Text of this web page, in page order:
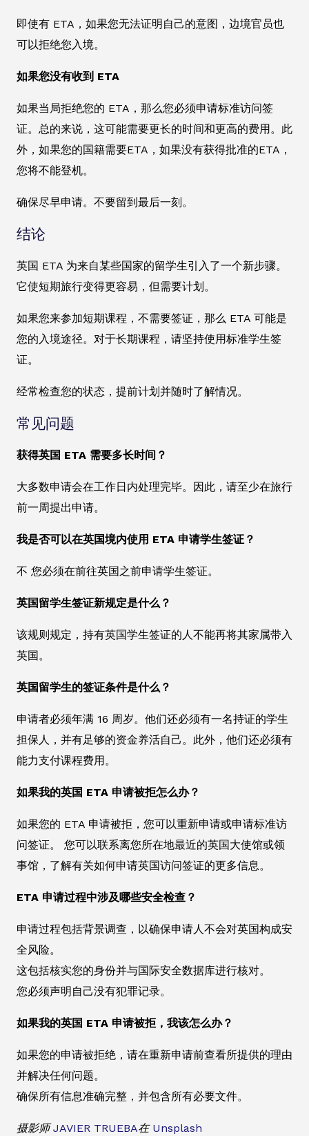
即使有 ETA，如果您无法证明自己的意图，边境官员也
可以拒绝您入境。
如果您没有收到 ETA
如果当局拒绝您的 ETA，那么您必须申请标准访问签
证。总的来说，这可能需要更长的时间和更高的费用。此
外，如果您的国籍需要ETA，如果没有获得批准的ETA，
您将不能登机。
确保尽早申请。不要留到最后一刻。
结论
英国 ETA 为来自某些国家的留学生引入了一个新步骤。
它使短期旅行变得更容易，但需要计划。
如果您来参加短期课程，不需要签证，那么 ETA 可能是
您的入境途径。对于长期课程，请坚持使用标准学生签
证。
经常检查您的状态，提前计划并随时了解情况。
常见问题
获得英国 ETA 需要多长时间？
大多数申请会在工作日内处理完毕。因此，请至少在旅行
前一周提出申请。
我是否可以在英国境内使用 ETA 申请学生签证？
不 您必须在前往英国之前申请学生签证。
英国留学生签证新规定是什么？
该规则规定，持有英国学生签证的人不能再将其家属带入
英国。
英国留学生的签证条件是什么？
申请者必须年满 16 周岁。他们还必须有一名持证的学生
担保人，并有足够的资金养活自己。此外，他们还必须有
能力支付课程费用。
如果我的英国 ETA 申请被拒怎么办？
如果您的 ETA 申请被拒，您可以重新申请或申请标准访
问签证。 您可以联系离您所在地最近的英国大使馆或领
事馆，了解有关如何申请英国访问签证的更多信息。
ETA 申请过程中涉及哪些安全检查？
申请过程包括背景调查，以确保申请人不会对英国构成安
全风险。
这包括核实您的身份并与国际安全数据库进行核对。
您必须声明自己没有犯罪记录。
如果我的英国 ETA 申请被拒，我该怎么办？
如果您的申请被拒绝，请在重新申请前查看所提供的理由
并解决任何问题。
确保所有信息准确完整，并包含所有必要文件。
摄影师JAVIER TRUEBA在 Unsplash